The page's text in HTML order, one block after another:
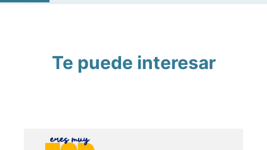
Te puede interesar